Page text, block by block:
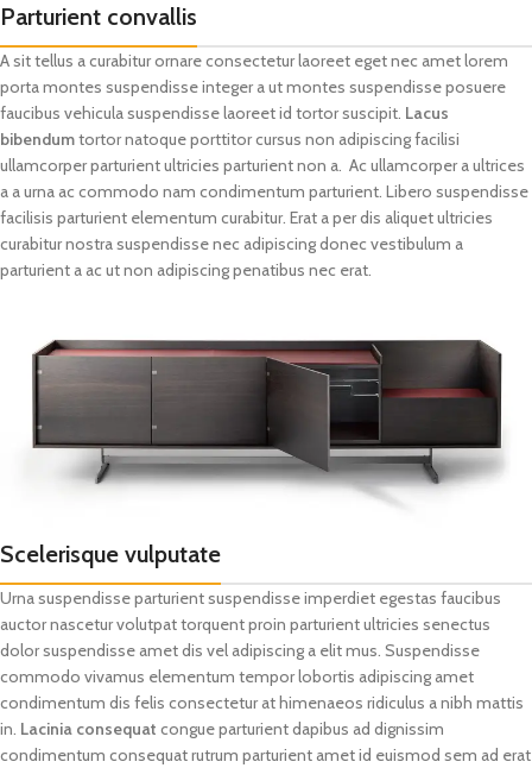
Parturient convallis
A sit tellus a curabitur ornare consectetur laoreet eget nec amet lorem
porta montes suspendisse integer a ut montes suspendisse posuere
faucibus vehicula suspendisse laoreet id tortor suscipit. Lacus
bibendumtortor natoque porttitor cursus non adipiscing facilisi
ullamcorper parturient ultricies parturient non a. Ac ullamcorper a ultrices
a a urna ac commodo nam condimentum parturient. Libero suspendisse
facilisis parturient elementum curabitur. Erat a per dis aliquet ultricies
curabitur nostra suspendisse nec adipiscing donec vestibulum a
parturient a ac ut non adipiscing penatibus nec erat.
Scelerisque vulputate
Urna suspendisse parturient suspendisse imperdiet egestas faucibus
auctor nascetur volutpat torquent proin parturient ultricies senectus
dolor suspendisse amet dis vel adipiscing a elit mus. Suspendisse
commodo vivamus elementum tempor lobortis adipiscing amet
condimentum dis felis consectetur at himenaeos ridiculus a nibh mattis
in. Lacinia consequat congue parturient dapibus ad dignissim
condimentum consequat rutrum parturient amet id euismod sem ad erat